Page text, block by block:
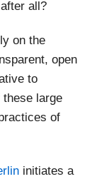
all?
on the
open
to
large
of
initiates a